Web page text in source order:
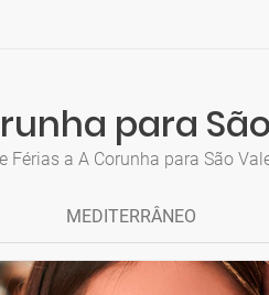
para
Férias a A Corunha para São
MEDITERRÂNEO